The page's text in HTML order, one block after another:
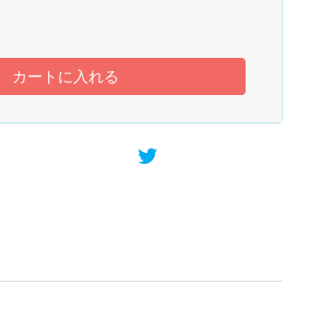
カートに入れる